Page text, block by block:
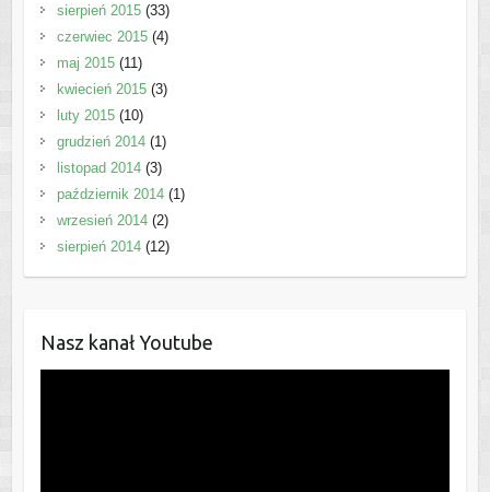
sierpień 2015(33)
czerwiec 2015(4)
maj 2015(11)
kwiecień 2015(3)
luty 2015(10)
grudzień 2014(1)
listopad 2014(3)
październik 2014(1)
wrzesień 2014(2)
sierpień 2014(12)
Nasz kanał Youtube